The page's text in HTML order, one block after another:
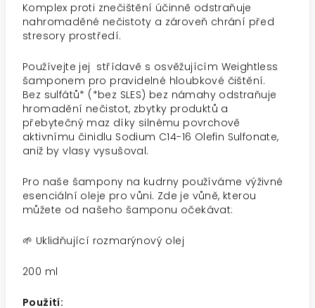
Komplex proti znečištění účinně odstraňuje
nahromaděné nečistoty a zároveň chrání před
stresory prostředí.
Používejte jej střídavě s osvěžujícím Weightless
šamponem pro pravidelné hloubkové čištění.
Bez sulfátů* (*bez SLES) bez námahy odstraňuje
hromadění nečistot, zbytky produktů a
přebytečný maz díky silnému povrchově
aktivnímu činidlu Sodium C14-16 Olefin Sulfonate,
aniž by vlasy vysušoval.
Pro naše šampony na kudrny používáme výživné
esenciální oleje pro vůni. Zde je vůně, kterou
můžete od našeho šamponu očekávat:
🌱 Uklidňující rozmarýnový olej
200 ml
Použití: